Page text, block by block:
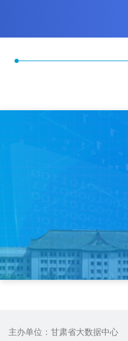
主办单位：甘肃省大数据中心